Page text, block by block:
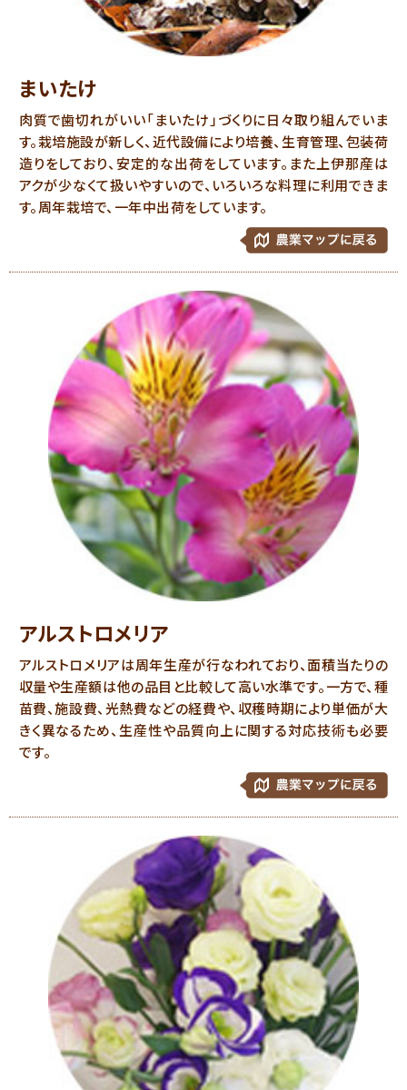
まいたけ
肉質で歯切れがいい「まいたけ」づくりに日々取り組んでいま
す。栽培施設が新しく、近代設備により培養、生育管理、包装荷
造りをしており、安定的な出荷をしています。また上伊那産は
アクが少なくて扱いやすいので、いろいろな料理に利用できま
す。周年栽培で、一年中出荷をしています。
アルストロメリア
アルストロメリアは周年生産が行なわれており、面積当たりの
収量や生産額は他の品目と比較して高い水準です。一方で、種
苗費、施設費、光熱費などの経費や、収穫時期により単価が大
きく異なるため、生産性や品質向上に関する対応技術も必要
です。